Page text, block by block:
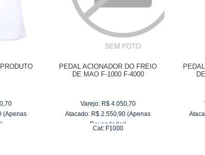
(Apenas
PEDAL ACIONADOR DO FREIO
DE MAO F-1000 F-4000
Varejo: R$ 4.050,70
Atacado: R$ 2.550,90 (Apenas
Revendedor)
Cat: F1000